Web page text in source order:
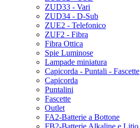
ZUD33 - Vari
ZUD34 - D-Sub
ZUE2 - Telefonico
ZUF2 - Fibra
Fibra Ottica
Spie Luminose
Lampade miniatura
Capicorda - Puntali - Fascette
Capicorda
Puntalini
Fascette
Outlet
FA2-Batterie a Bottone
FB2-Batterie Alkaline e Litio